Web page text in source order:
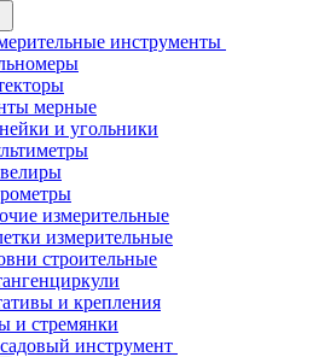
инструменты
мерные
и угольники
измерительные
измерительные
строительные
и крепления
и стремянки
инструмент